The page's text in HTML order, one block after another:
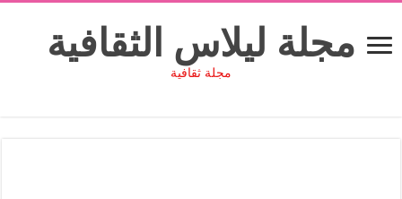
مجلة ليلاس الثقافية
مجلة ثقافية